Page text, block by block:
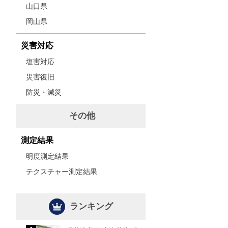
山口県
岡山県
災害対応
塩害対応
災害復旧
防災・減災
その他
測定結果
明度測定結果
テクスチャー測定結果
ランキング